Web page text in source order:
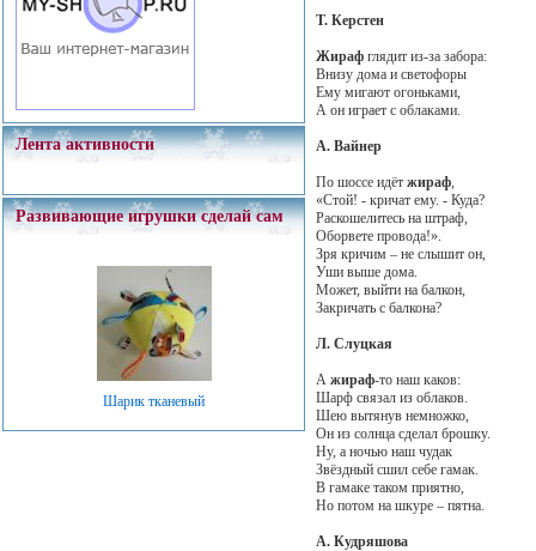
Лента активности
Развивающие игрушки сделай сам
Шарик тканевый
Т. Керстен
Жирафглядит из-за забора:
Внизу дома и светофоры
Ему мигают огоньками,
А он играет с облаками.
А. Вайнер
По шоссе идёт жираф,
«Стой! - кричат ему. - Куда?
Раскошелитесь на штраф,
Оборвете провода!».
Зря кричим – не слышит он,
Уши выше дома.
Может, выйти на балкон,
Закричать с балкона?
Л. Слуцкая
А жираф-то наш каков:
Шарф связал из облаков.
Шею вытянув немножко,
Он из солнца сделал брошку.
Ну, а ночью наш чудак
Звёздный сшил себе гамак.
В гамаке таком приятно,
Но потом на шкуре – пятна.
А. Кудряшова